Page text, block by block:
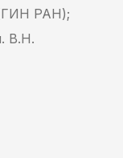
(ГИН РАН);
В.Н.